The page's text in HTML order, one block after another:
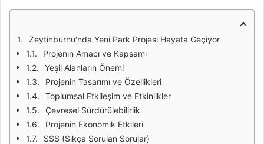
Zeytinburnu'nda Yeni Park Projesi Hayata Geçiyor
Projenin Amacı ve Kapsamı
Yeşil Alanların Önemi
Projenin Tasarımı ve Özellikleri
Toplumsal Etkileşim ve Etkinlikler
Çevresel Sürdürülebilirlik
Projenin Ekonomik Etkileri
SSS (Sıkça Sorulan Sorular)